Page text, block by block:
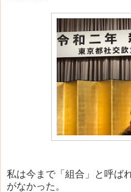
私は今まで「組合」と呼ば
がなかった。